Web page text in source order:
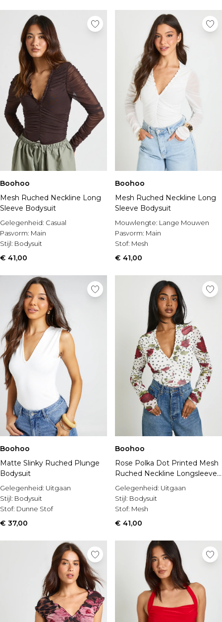
Boohoo
Mesh Ruched Neckline Long
Sleeve Bodysuit
Gelegenheid: Casual
Pasvorm: Main
Stijl: Bodysuit
€ 41,00
Boohoo
Mesh Ruched Neckline Long
Sleeve Bodysuit
Mouwlengte: Lange Mouwen
Pasvorm: Main
Stof: Mesh
€ 41,00
Boohoo
Matte Slinky Ruched Plunge
Bodysuit
Gelegenheid: Uitgaan
Stijl: Bodysuit
Stof: Dunne Stof
€ 37,00
Boohoo
Rose Polka Dot Printed Mesh
Ruched Neckline Longsleeve
Bodysuit
Gelegenheid: Uitgaan
Stijl: Bodysuit
Stof: Mesh
€ 41,00